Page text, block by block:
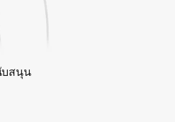
บสนุน